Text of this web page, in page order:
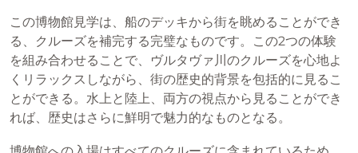
この博物館見学は、船のデッキから街を眺めることができ
る、クルーズを補完する完璧なものです。この2つの体験
を組み合わせることで、ヴルタヴァ川のクルーズを心地よ
くリラックスしながら、街の歴史的背景を包括的に見るこ
とができる。水上と陸上、両方の視点から見ることができ
れば、歴史はさらに鮮明で魅力的なものとなる。